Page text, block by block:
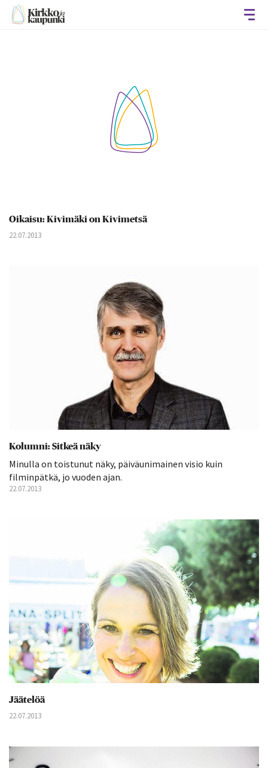
Oikaisu: Kivimäki on Kivimetsä
22.07.2013
Kolumni: Sitkeä näky
Minulla on toistunut näky, päiväunimainen visio kuin
filminpätkä, jo vuoden ajan.
22.07.2013
Jäätelöä
22.07.2013